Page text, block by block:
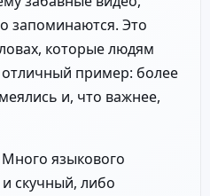
запоминаются. Это
которые людям
пример: более
и, что важнее,
языкового
скучный, либо